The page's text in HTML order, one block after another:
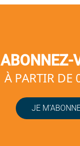
ABONNEZ-
À PARTIR DE
JE